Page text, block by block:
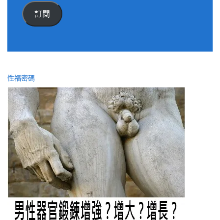
件
位
訂閱
性福密碼